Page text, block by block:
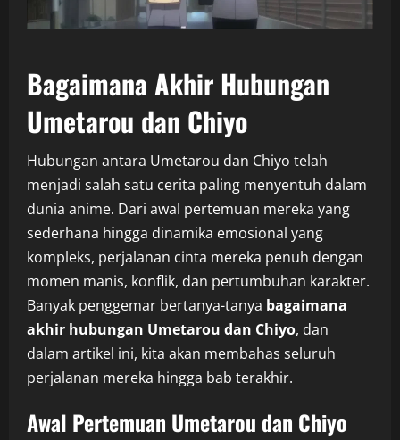
Bagaimana Akhir Hubungan
Umetarou dan Chiyo
Hubungan antara Umetarou dan Chiyo telah
menjadi salah satu cerita paling menyentuh dalam
dunia anime. Dari awal pertemuan mereka yang
sederhana hingga dinamika emosional yang
kompleks, perjalanan cinta mereka penuh dengan
momen manis, konflik, dan pertumbuhan karakter.
Banyak penggemar bertanya-tanya bagaimana
akhir hubungan Umetarou dan Chiyo, dan
dalam artikel ini, kita akan membahas seluruh
perjalanan mereka hingga bab terakhir.
Awal Pertemuan Umetarou dan Chiyo